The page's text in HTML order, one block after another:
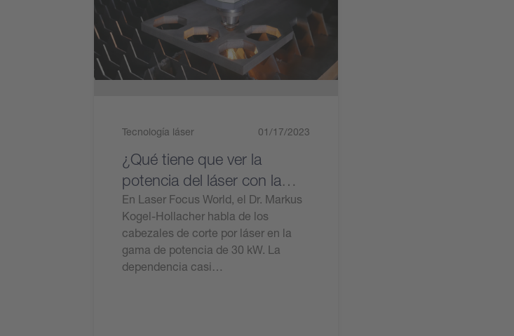
Tecnología láser 01/17/2023
¿Qué tiene que ver la
potencia del láser con la
productividad?
En Laser Focus World, el Dr. Markus
Kogel-Hollacher habla de los
cabezales de corte por láser en la
gama de potencia de 30 kW. La
dependencia casi…